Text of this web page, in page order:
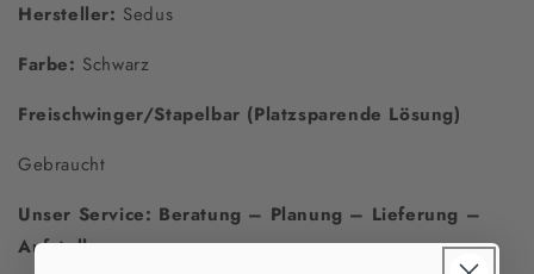
Hersteller: Sedus
Farbe: Schwarz
Freischwinger/Stapelbar (Platzsparende Lösung)
Gebraucht
Unser Service: Beratung – Planung – Lieferung –
Aufstellung.